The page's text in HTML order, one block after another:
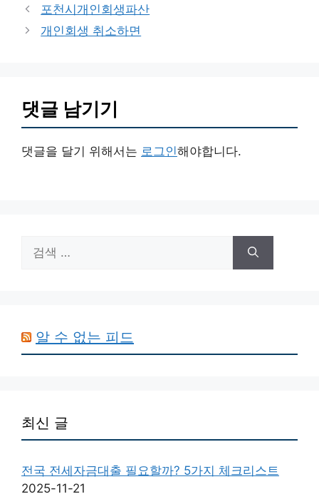
테
리
포천시개인회생파산
개인회생 취소하면
댓글 남기기
댓글을 달기 위해서는 로그인해야합니다.
색:
알 수 없는 피드
최신 글
전국 전세자금대출 필요할까? 5가지 체크리스트
2025-11-21